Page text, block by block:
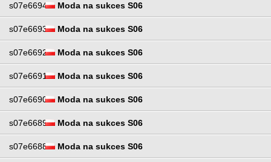
s07e6694 Moda na sukces S06
s07e6693 Moda na sukces S06
s07e6692 Moda na sukces S06
s07e6691 Moda na sukces S06
s07e6690 Moda na sukces S06
s07e6689 Moda na sukces S06
s07e6688 Moda na sukces S06